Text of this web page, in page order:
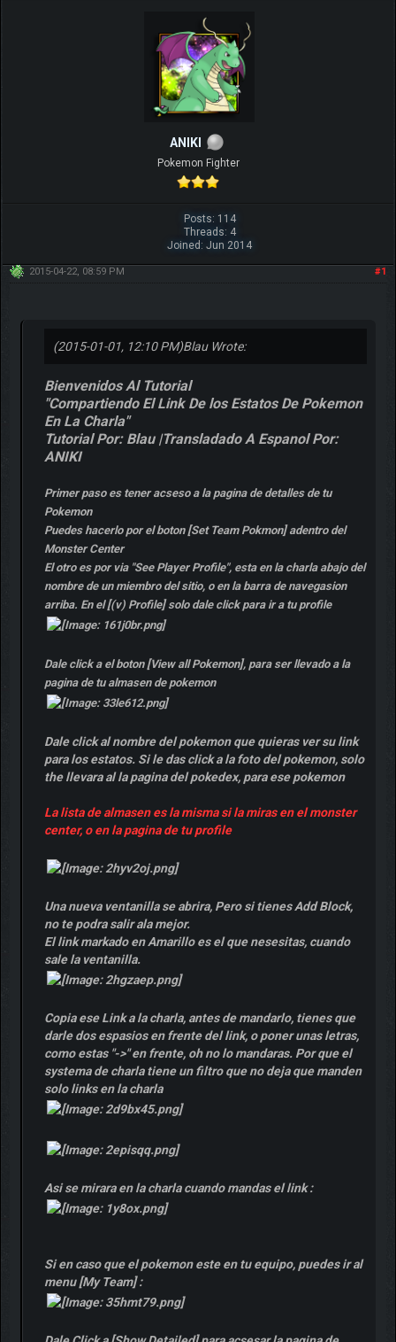
ANIKI
Pokemon Fighter
Posts: 114
Threads: 4
Joined: Jun 2014
#1
2015-04-22, 08:59 PM
(2015-01-01, 12:10 PM)Blau Wrote:
Bienvenidos Al Tutorial
"Compartiendo El Link De los Estatos De Pokemon
En La Charla"
Tutorial Por: Blau |Transladado A Espanol Por:
ANIKI
Primer paso es tener acseso a la pagina de detalles de tu
Pokemon
Puedes hacerlo por el boton [Set Team Pokmon] adentro del
Monster Center
El otro es por via "See Player Profile", esta en la charla abajo del
nombre de un miembro del sitio, o en la barra de navegasion
arriba. En el [(v) Profile] solo dale click para ir a tu profile
Dale click a el boton [View all Pokemon], para ser llevado a la
pagina de tu almasen de pokemon
Dale click al nombre del pokemon que quieras ver su link
para los estatos. Si le das click a la foto del pokemon, solo
the llevara al la pagina del pokedex, para ese pokemon
La lista de almasen es la misma si la miras en el monster
center, o en la pagina de tu profile
Una nueva ventanilla se abrira, Pero si tienes Add Block,
no te podra salir ala mejor.
El link markado en Amarillo es el que nesesitas, cuando
sale la ventanilla.
Copia ese Link a la charla, antes de mandarlo, tienes que
darle dos espasios en frente del link, o poner unas letras,
como estas "->" en frente, oh no lo mandaras. Por que el
systema de charla tiene un filtro que no deja que manden
solo links en la charla
Asi se mirara en la charla cuando mandas el link :
Si en caso que el pokemon este en tu equipo, puedes ir al
menu [My Team] :